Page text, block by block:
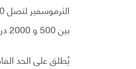
بين 500 و 2000 درجة مئوية أو أكثر من ذلك.
يُطلق على الحد